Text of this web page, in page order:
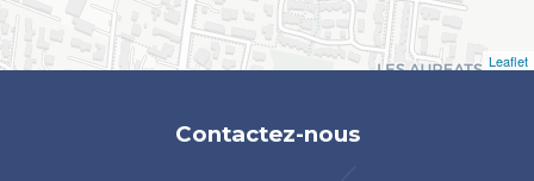
Leaflet
Contactez-nous